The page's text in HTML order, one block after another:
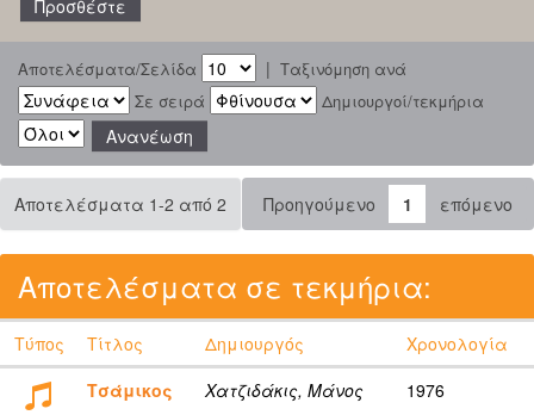
Αποτελέσματα/Σελίδα | Ταξινόμηση ανά
Σε σειρά
Δημιουργοί/τεκμήρια
Αποτελέσματα 1-2 από 2 Προηγούμενο 1 επόμενο
Αποτελέσματα σε τεκμήρια:
Τύπος Τίτλος Δημιουργός
Χρονολογία
Τσάμικος
Χατζιδάκις, Μάνος 1976